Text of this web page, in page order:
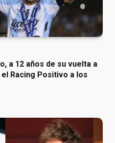
a 12 años de su vuelta a
Racing Positivo a los